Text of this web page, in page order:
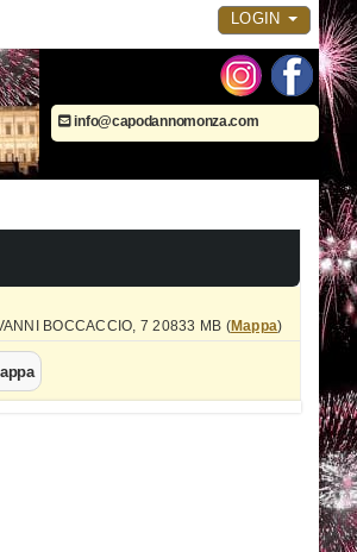
LOGIN
info@capodannomonza.com
BOCCACCIO, 7 20833 MB (Mappa)